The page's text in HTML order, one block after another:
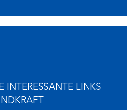
INTERESSANTE LINKS